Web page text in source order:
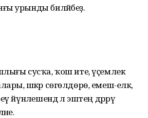
урынды биләйбеҙ.
сусҡа, ҡош ите, үҫемлек
шәкәр сөгөлдөрө, емеш-еләк,
йүнәлешендә лә эштең дәррәү